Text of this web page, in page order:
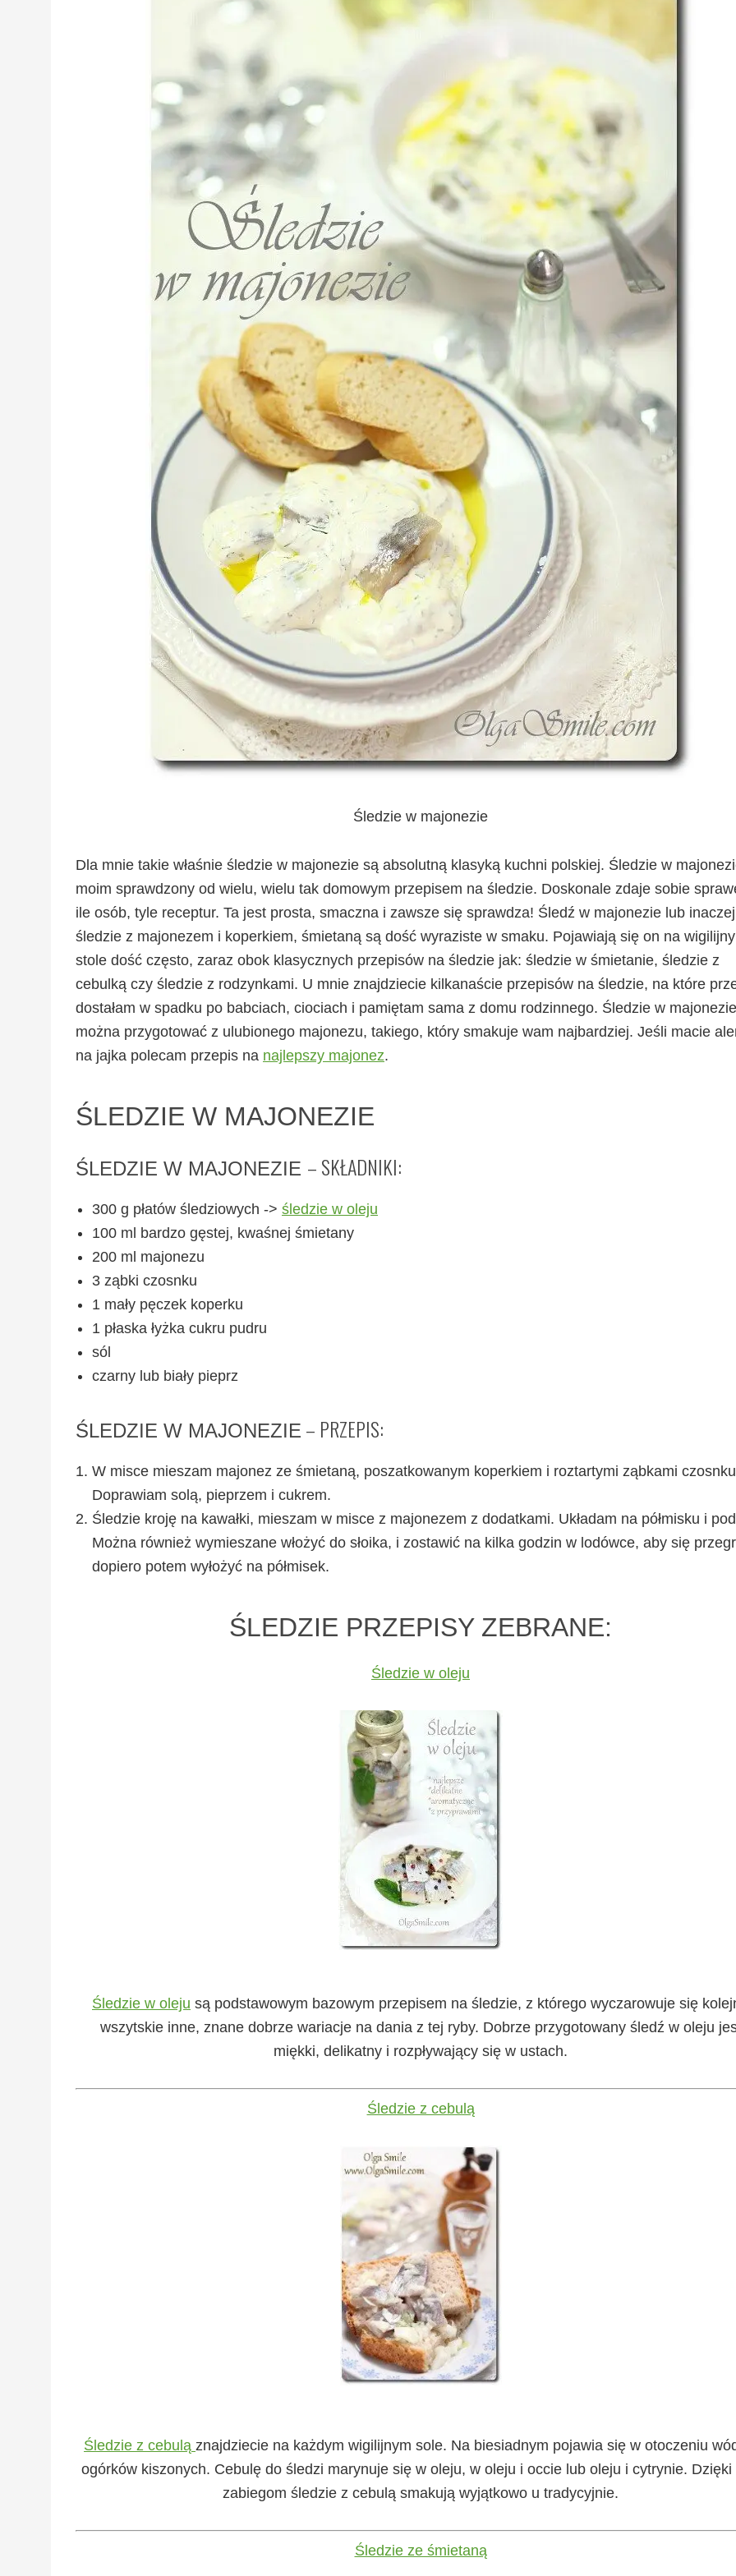
Śledzie w majonezie
Dla mnie takie właśnie śledzie w majonezie są absolutną klasyką kuchni polskiej. Śledzie w
moim sprawdzony od wielu, wielu tak domowym przepisem na śledzie. Doskonale zdaje sobie
ile osób, tyle receptur. Ta jest prosta, smaczna i zawsze się sprawdza! Śledź w majonezie lub inaczej
śledzie z majonezem i koperkiem, śmietaną są dość wyraziste w smaku. Pojawiają się on na
stole dość często, zaraz obok klasycznych przepisów na śledzie jak: śledzie w śmietanie, śledzie z
cebulką czy śledzie z rodzynkami. U mnie znajdziecie kilkanaście przepisów na śledzie, na które
dostałam w spadku po babciach, ciociach i pamiętam sama z domu rodzinnego. Śledzie w majonezie
można przygotować z ulubionego majonezu, takiego, który smakuje wam najbardziej. Jeśli macie
na jajka polecam przepis na najlepszy majonez.
ŚLEDZIE W MAJONEZIE
ŚLEDZIE W MAJONEZIE – SKŁADNIKI:
300 g płatów śledziowych -> śledzie w oleju
100 ml bardzo gęstej, kwaśnej śmietany
200 ml majonezu
3 ząbki czosnku
1 mały pęczek koperku
1 płaska łyżka cukru pudru
sól
czarny lub biały pieprz
ŚLEDZIE W MAJONEZIE – PRZEPIS:
W misce mieszam majonez ze śmietaną, poszatkowanym koperkiem i roztartymi ząbkami
Doprawiam solą, pieprzem i cukrem.
Śledzie kroję na kawałki, mieszam w misce z majonezem z dodatkami. Układam na półmisku i
Można również wymieszane włożyć do słoika, i zostawić na kilka godzin w lodówce, aby się
dopiero potem wyłożyć na półmisek.
ŚLEDZIE PRZEPISY ZEBRANE:
Śledzie w oleju
Śledzie w oleju są podstawowym bazowym przepisem na śledzie, z którego wyczarowuje się
wszytskie inne, znane dobrze wariacje na dania z tej ryby. Dobrze przygotowany śledź w oleju
miękki, delikatny i rozpływający się w ustach.
Śledzie z cebulą
Śledzie z cebulą znajdziecie na każdym wigilijnym sole. Na biesiadnym pojawia się w otoczeniu
ogórków kiszonych. Cebulę do śledzi marynuje się w oleju, w oleju i occie lub oleju i cytrynie. Dzięki
zabiegom śledzie z cebulą smakują wyjątkowo u tradycyjnie.
Śledzie ze śmietaną